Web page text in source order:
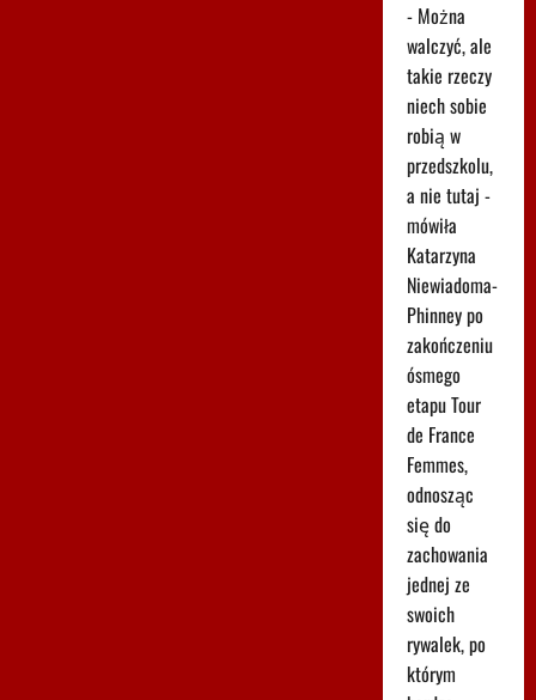
- Można
walczyć, ale
takie rzeczy
niech sobie
robią w
przedszkolu,
a nie tutaj -
mówiła
Katarzyna
Niewiadoma-
Phinney po
zakończeniu
ósmego
etapu Tour
de France
Femmes,
odnosząc
się do
zachowania
jednej ze
swoich
rywalek, po
którym